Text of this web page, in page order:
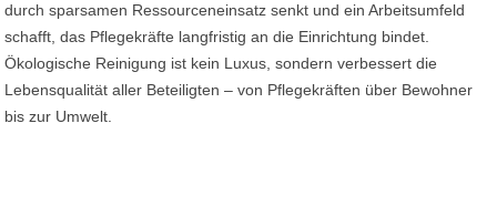
durch sparsamen Ressourceneinsatz senkt und ein Arbeitsumfeld
schafft, das Pflegekräfte langfristig an die Einrichtung bindet.
Ökologische Reinigung ist kein Luxus, sondern verbessert die
Lebensqualität aller Beteiligten – von Pflegekräften über Bewohner
bis zur Umwelt.